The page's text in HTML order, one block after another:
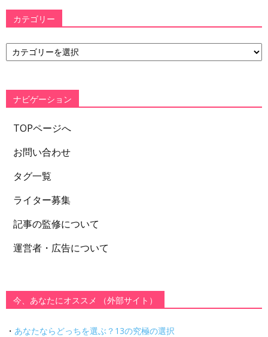
カテゴリー
カ
テ
ー
ナビゲーション
TOPページへ
お問い合わせ
タグ一覧
ライター募集
記事の監修について
運営者・広告について
今、あなたにオススメ （外部サイト）
・ あなたならどっちを選ぶ？13の究極の選択